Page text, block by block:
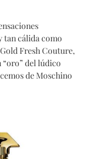
tan cálida como
Fresh Couture,
“oro” del lúdico
de Moschino